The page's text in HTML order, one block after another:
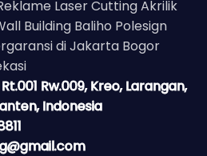
Laser Cutting Akrilik
Building Baliho Polesign
di Jakarta Bogor
Rw.009, Kreo, Larangan,
Indonesia